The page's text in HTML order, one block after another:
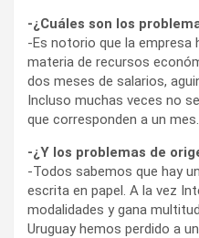
-¿Cuáles son los
-Es notorio que la empresa
materia de recursos
dos meses de salarios,
Incluso muchas veces no
que corresponden a un mes.
-¿Y los problemas de
-Todos sabemos que hay
escrita en papel. A la vez
modalidades y gana
Uruguay hemos perdido a